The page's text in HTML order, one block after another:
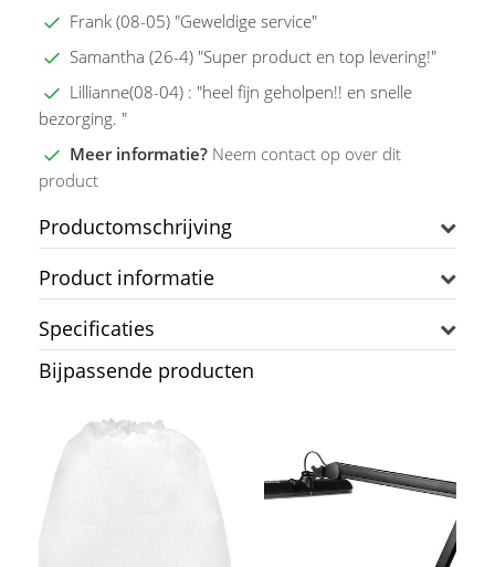
Frank (08-05) "Geweldige service"
Samantha (26-4) "Super product en top levering!"
Lillianne(08-04) : "heel fijn geholpen!! en snelle
bezorging. "
Meer informatie? Neem contact op over dit
product
Productomschrijving
Product informatie
Specificaties
Bijpassende producten